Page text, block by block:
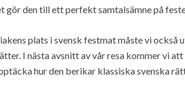
gör den till ett perfekt samtalsämne på
plats i svensk festmat måste vi också
I nästa avsnitt av vår resa kommer vi
hur den berikar klassiska svenska